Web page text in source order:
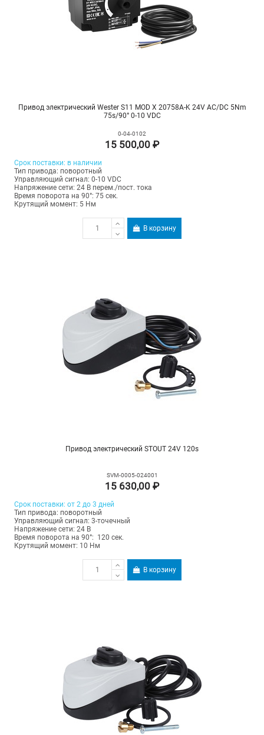
Привод электрический Wester S11 MOD X 20758A-K 24V AC/DC 5Nm
75s/90° 0-10 VDC
0-04-0102
15 500,00 ₽
Срок поставки: в наличии
Тип привода: поворотный
Управляющий сигнал: 0-10 VDC
Напряжение сети: 24 В перем./пост. тока
Время поворота на 90°: 75 сек.
Крутящий момент: 5 Нм
В корзину
Привод электрический STOUT 24V 120s
SVM-0005-024001
15 630,00 ₽
Срок поставки: от 2 до 3 дней
Тип привода: поворотный
Управляющий сигнал: 3-точечный
Напряжение сети: 24 В
Время поворота на 90°: 120 сек.
Крутящий момент: 10 Нм
В корзину